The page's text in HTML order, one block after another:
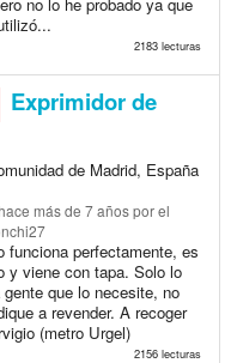
2183 lecturas
Exprimidor de
de Madrid, España
más de 7 añospor el
funciona perfectamente, es
y viene con tapa. Solo lo
gente que lo necesite, no
a revender. A recoger
(metro Urgel)
2156 lecturas